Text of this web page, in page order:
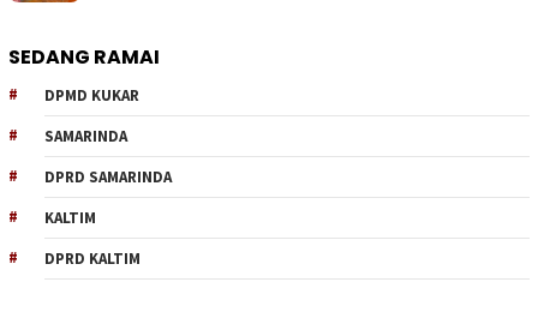
SEDANG RAMAI
DPMD KUKAR
SAMARINDA
DPRD SAMARINDA
KALTIM
DPRD KALTIM